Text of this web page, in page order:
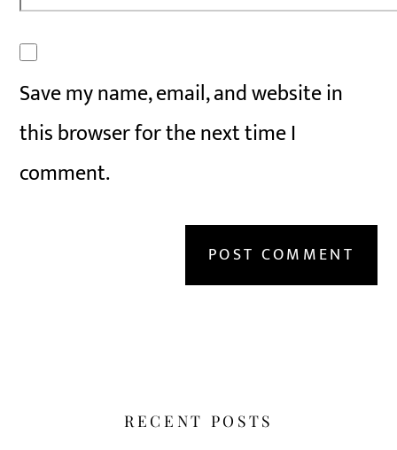
Save my name, email, and website in
this browser for the next time I
comment.
RECENT POSTS